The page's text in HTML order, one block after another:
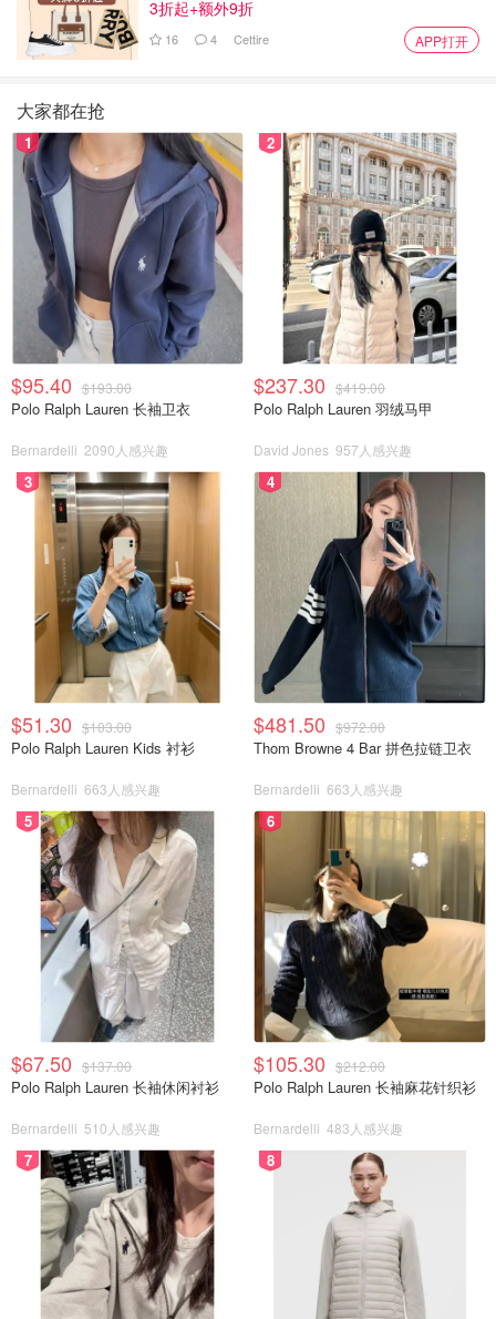
3折起+额外9折
16 4 Cettire APP打开
大家都在抢
1
$95.40 $193.00
Polo Ralph Lauren 长袖卫衣
Bernardelli 2090人感兴趣
2
$237.30 $419.00
Polo Ralph Lauren 羽绒马甲
David Jones 957人感兴趣
3
$51.30 $103.00
Polo Ralph Lauren Kids 衬衫
Bernardelli 663人感兴趣
4
$481.50 $972.00
Thom Browne 4 Bar 拼色拉链卫衣
Bernardelli 663人感兴趣
5
$67.50 $137.00
Polo Ralph Lauren 长袖休闲衬衫
Bernardelli 510人感兴趣
6
$105.30 $212.00
Polo Ralph Lauren 长袖麻花针织衫
Bernardelli 483人感兴趣
7 8